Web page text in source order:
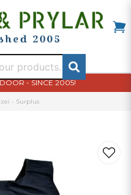
- SINCE 2005!
- Surplus